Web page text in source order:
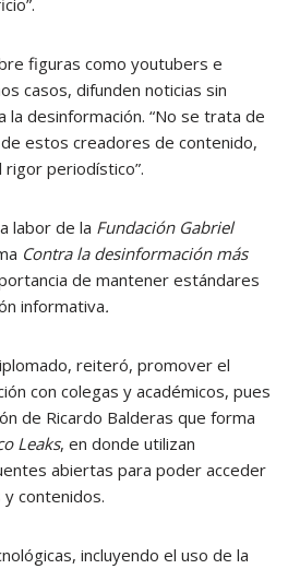
figuras como youtubers e
casos, difunden noticias sin
la desinformación. “No se trata de
estos creadores de contenido,
periodístico”.
labor de la Fundación Gabriel
Contra la desinformación más
de mantener estándares
informativa.
reiteró, promover el
con colegas y académicos, pues
de Ricardo Balderas que forma
Leaks, en donde utilizan
abiertas para poder acceder
contenidos.
incluyendo el uso de la